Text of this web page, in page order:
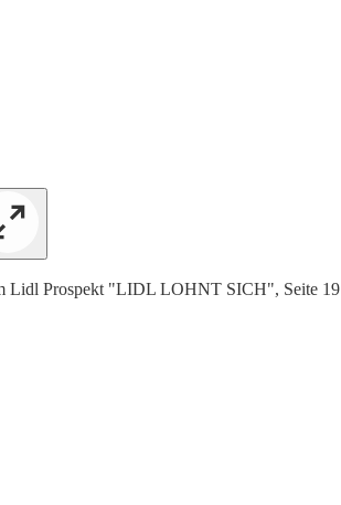
Lidl Prospekt "LIDL LOHNT SICH", Seite 19